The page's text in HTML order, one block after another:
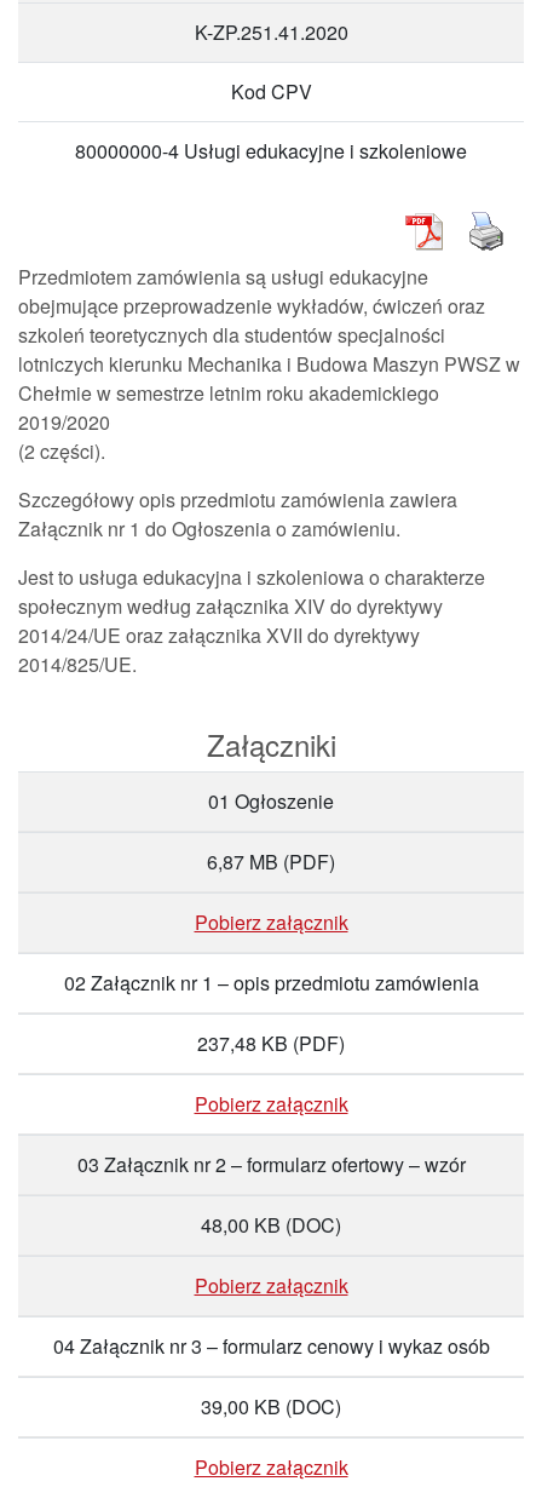
K-ZP.251.41.2020
Kod CPV
80000000-4 Usługi edukacyjne i szkoleniowe
Przedmiotem zamówienia są usługi edukacyjne
obejmujące przeprowadzenie wykładów, ćwiczeń oraz
szkoleń teoretycznych dla studentów specjalności
lotniczych kierunku Mechanika i Budowa Maszyn PWSZ w
Chełmie w semestrze letnim roku akademickiego
2019/2020
(2 części).
Szczegółowy opis przedmiotu zamówienia zawiera
Załącznik nr 1 do Ogłoszenia o zamówieniu.
Jest to usługa edukacyjna i szkoleniowa o charakterze
społecznym według załącznika XIV do dyrektywy
2014/24/UE oraz załącznika XVII do dyrektywy
2014/825/UE.
Załączniki
01 Ogłoszenie
6,87 MB (PDF)
Pobierz załącznik
02 Załącznik nr 1 – opis przedmiotu zamówienia
237,48 KB (PDF)
Pobierz załącznik
03 Załącznik nr 2 – formularz ofertowy – wzór
48,00 KB (DOC)
Pobierz załącznik
04 Załącznik nr 3 – formularz cenowy i wykaz osób
39,00 KB (DOC)
Pobierz załącznik